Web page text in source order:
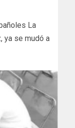
La
ya se mudó a